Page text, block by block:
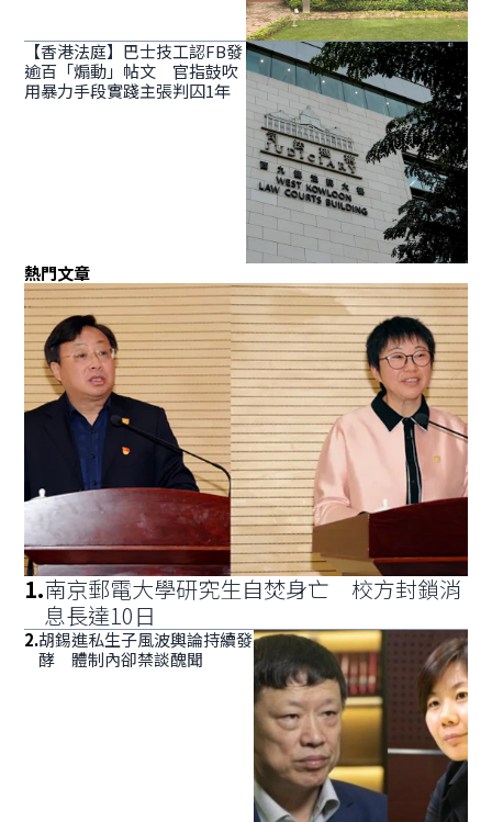
【香港法庭】巴士技工認FB發
逾百「煽動」帖文 官指鼓吹
用暴力手段實踐主張判囚1年
熱門文章
1.南京郵電大學研究生自焚身亡 校方封鎖消
息長達10日
2.胡錫進私生子風波輿論持續發
酵 體制內卻禁談醜聞